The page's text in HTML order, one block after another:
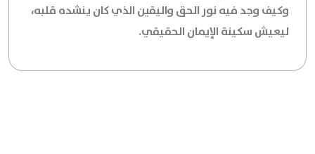
وكيف وجد فيه نور الحق واليقين الذي كان ينشده قلبه،
ليعيش سكينة الإيمان الحقيقي.